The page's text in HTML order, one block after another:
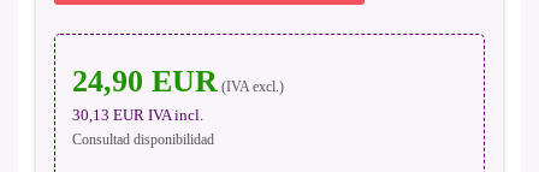
24,90 EUR (IVA excl.)
30,13 EUR IVA incl.
Consultad disponibilidad